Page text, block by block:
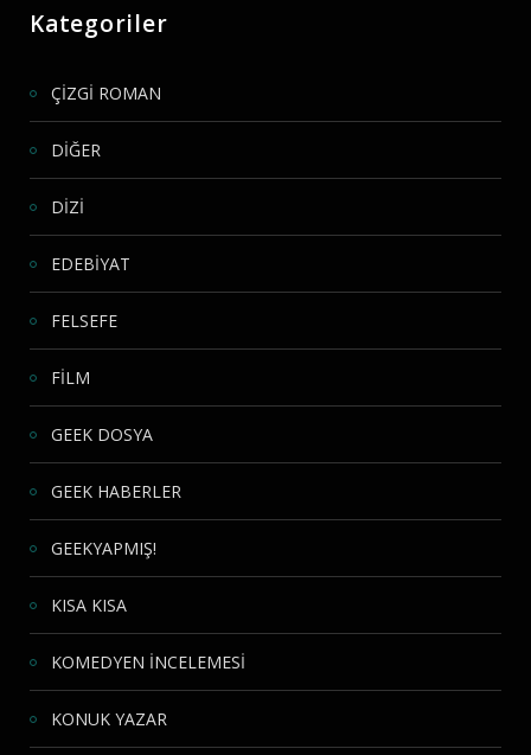
Kategoriler
ÇİZGİ ROMAN
DİĞER
DİZİ
EDEBİYAT
FELSEFE
FİLM
GEEK DOSYA
GEEK HABERLER
GEEKYAPMIŞ!
KISA KISA
KOMEDYEN İNCELEMESİ
KONUK YAZAR